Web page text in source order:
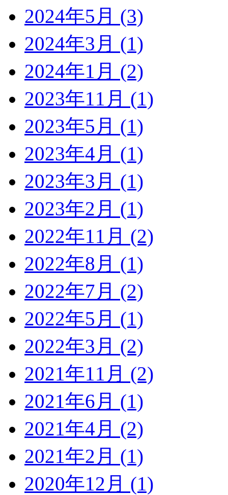
2024年5月 (3)
2024年3月 (1)
2024年1月 (2)
2023年11月 (1)
2023年5月 (1)
2023年4月 (1)
2023年3月 (1)
2023年2月 (1)
2022年11月 (2)
2022年8月 (1)
2022年7月 (2)
2022年5月 (1)
2022年3月 (2)
2021年11月 (2)
2021年6月 (1)
2021年4月 (2)
2021年2月 (1)
2020年12月 (1)